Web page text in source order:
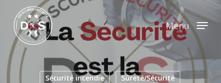
main
content
Menu
Sécurité incendie Sûreté/Sécurité